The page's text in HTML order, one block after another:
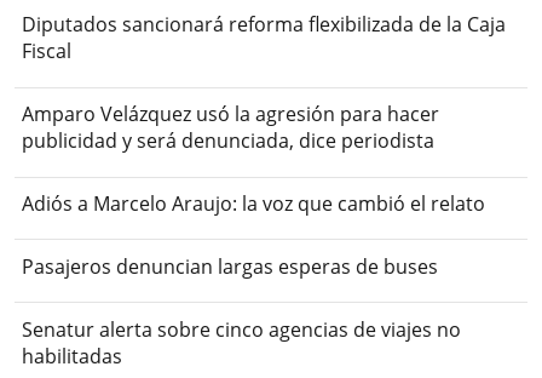
Diputados sancionará reforma flexibilizada de la Caja
Fiscal
Amparo Velázquez usó la agresión para hacer
publicidad y será denunciada, dice periodista
Adiós a Marcelo Araujo: la voz que cambió el relato
Pasajeros denuncian largas esperas de buses
Senatur alerta sobre cinco agencias de viajes no
habilitadas